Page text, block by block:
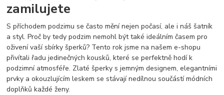
zamilujete
S příchodem podzimu se často mění nejen počasí, ale i náš šatník
a styl. Proč by tedy podzim nemohl být také ideálním časem pro
oživení vaší sbírky šperků? Tento rok jsme na našem e-shopu
přivítali řadu jedinečných kousků, které se perfektně hodí k
podzimní atmosféře. Zlaté šperky s jemným designem, elegantními
prvky a okouzlujícím leskem se stávají nedílnou součástí módních
doplňků každé ženy.